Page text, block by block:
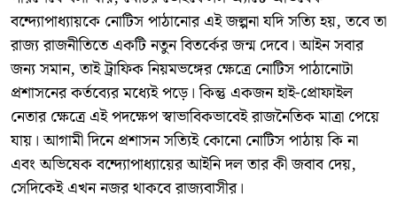
বন্দ্যোপাধ্যায়কে নোটিস পাঠানোর এই জল্পনা যদি সত্যি হয়, তবে তা
রাজ্য রাজনীতিতে একটি নতুন বিতর্কের জন্ম দেবে। আইন সবার
জন্য সমান, তাই ট্রাফিক নিয়মভঙ্গের ক্ষেত্রে নোটিস পাঠানোটা
প্রশাসনের কর্তব্যের মধ্যেই পড়ে। কিন্তু একজন হাই-প্রোফাইল
নেতার ক্ষেত্রে এই পদক্ষেপ স্বাভাবিকভাবেই রাজনৈতিক মাত্রা পেয়ে
যায়। আগামী দিনে প্রশাসন সত্যিই কোনো নোটিস পাঠায় কি না
এবং অভিষেক বন্দ্যোপাধ্যায়ের আইনি দল তার কী জবাব দেয়,
সেদিকেই এখন নজর থাকবে রাজ্যবাসীর।